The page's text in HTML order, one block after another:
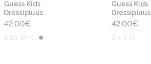
Guess Kids
Dressipluus
42.00€
8 10 12 +1
Guess Kids
Dressipluus
42.00€
3 4 5 +1